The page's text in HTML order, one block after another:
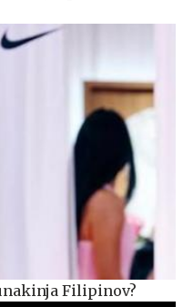
Filipinov?